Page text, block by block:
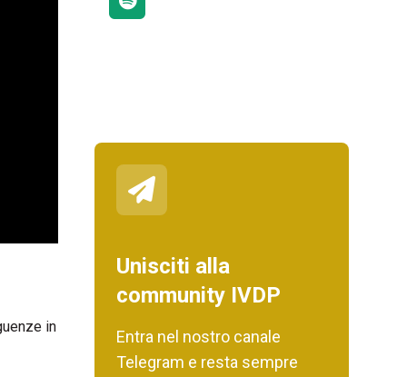
in
Unisciti alla
community IVDP
Entra nel nostro canale
Telegram e resta sempre